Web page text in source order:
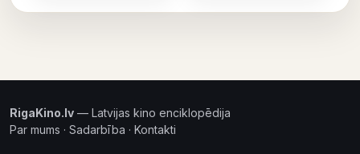
RigaKino.lv — Latvijas kino enciklopēdija
Par mums · Sadarbība · Kontakti